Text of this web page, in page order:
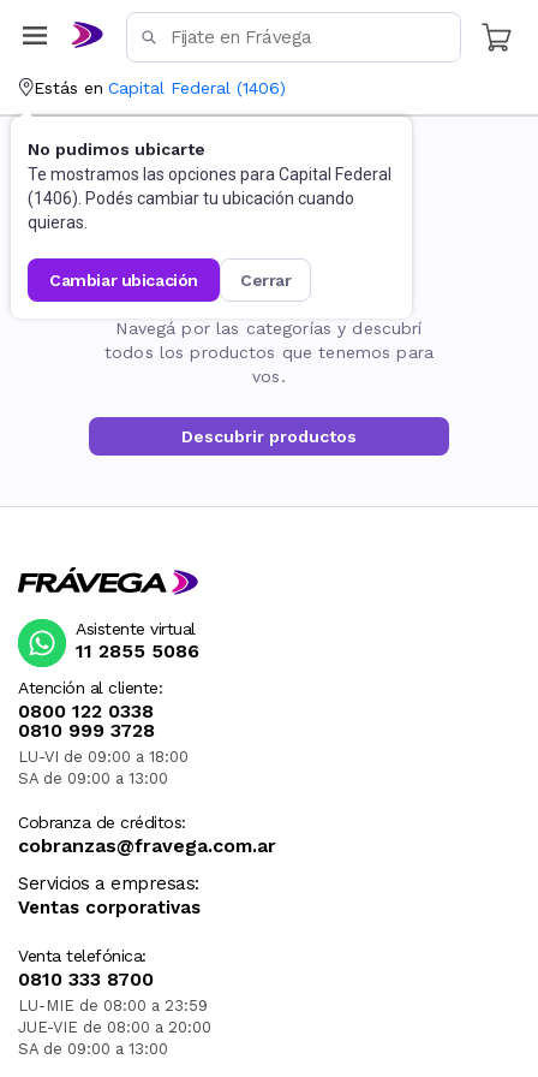
Estás en Capital Federal (1406)
No pudimos ubicarte
Te mostramos las opciones para Capital Federal
(1406). Podés cambiar tu ubicación cuando
quieras.
cambiar ubicación cerrar
La página no existe
Navegá por las categorías y descubrí
todos los productos que tenemos para
vos.
Descubrir productos
Atención al cliente:
0800 122 0338
0810 999 3728
LU-VI de 09:00 a 18:00
SA de 09:00 a 13:00
Cobranza de créditos:
cobranzas@fravega.com.ar
Servicios a empresas:
Ventas corporativas
Venta telefónica:
0810 333 8700
LU-MIE de 08:00 a 23:59
JUE-VIE de 08:00 a 20:00
SA de 09:00 a 13:00
Asistente virtual
11 2855 5086